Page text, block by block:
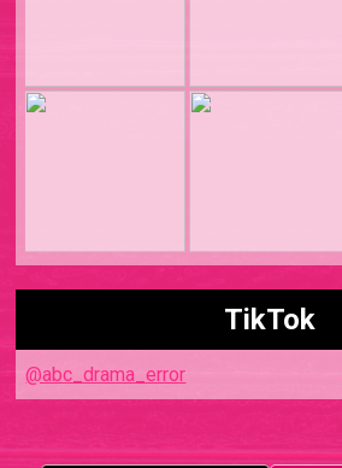
TikTok
@abc_drama_error